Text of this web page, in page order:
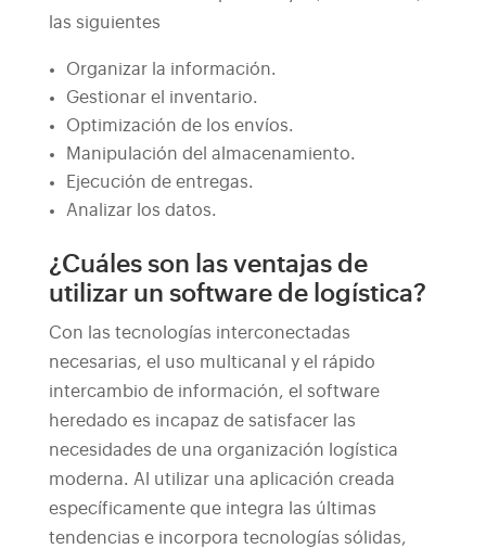
las siguientes
Organizar la información.
Gestionar el inventario.
Optimización de los envíos.
Manipulación del almacenamiento.
Ejecución de entregas.
Analizar los datos.
¿Cuáles son las ventajas de
utilizar un software de logística?
Con las tecnologías interconectadas
necesarias, el uso multicanal y el rápido
intercambio de información, el software
heredado es incapaz de satisfacer las
necesidades de una organización logística
moderna. Al utilizar una aplicación creada
específicamente que integra las últimas
tendencias e incorpora tecnologías sólidas,